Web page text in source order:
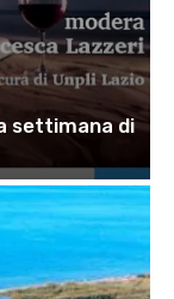
settimana di